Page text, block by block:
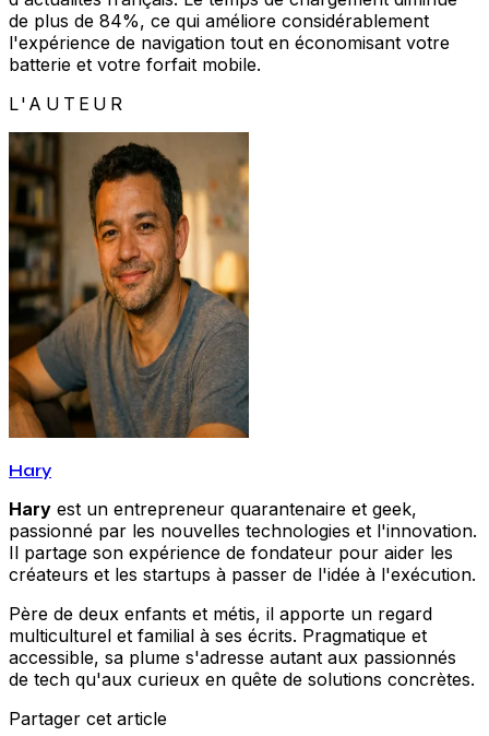
de plus de 84%, ce qui améliore considérablement
l'expérience de navigation tout en économisant votre
batterie et votre forfait mobile.
L'AUTEUR
Hary
Hary est un entrepreneur quarantenaire et geek,
passionné par les nouvelles technologies et l'innovation.
Il partage son expérience de fondateur pour aider les
créateurs et les startups à passer de l'idée à l'exécution.
Père de deux enfants et métis, il apporte un regard
multiculturel et familial à ses écrits. Pragmatique et
accessible, sa plume s'adresse autant aux passionnés
de tech qu'aux curieux en quête de solutions concrètes.
Partager cet article